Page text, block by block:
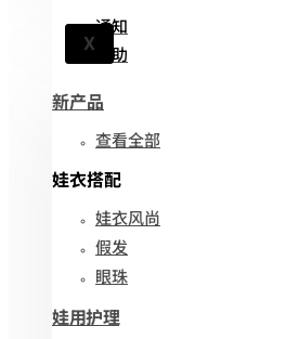
X
通知
帮助
新产品
查看全部
娃衣搭配
娃衣风尚
假发
眼珠
娃用护理